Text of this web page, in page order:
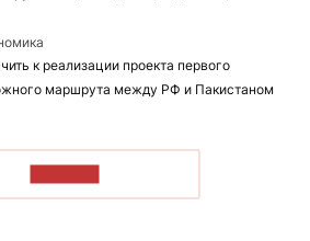
к реализации проекта первого
маршрута между РФ и Пакистаном